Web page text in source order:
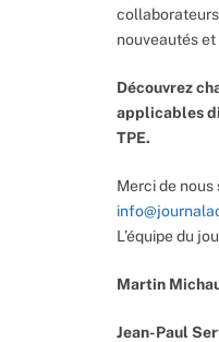
nouveautés et
Découvrez
applicables
TPE.
Merci de nous
L’équipe du
Martin
Jean-Paul